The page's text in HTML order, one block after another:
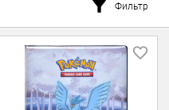
Фильтр